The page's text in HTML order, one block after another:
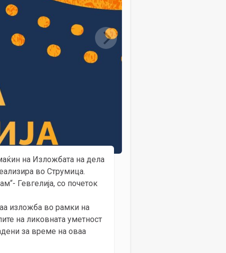
на Изложбата на дела
во Струмица.
Гевгелија, со почеток
изложба во рамки на
на ликовната уметност
за време на оваа